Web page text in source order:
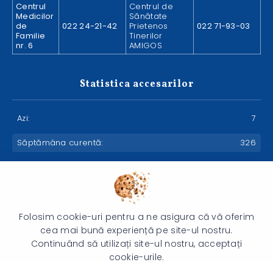
Centrul
Medicilor
de
Familie
nr. 6
022 24-21-42
Centrul de
Sănătate
Prietenos
Tinerilor
AMIGOS
022 71-93-03
Statistica accesarilor
Azi: 7
Săptămâna curentă: 326
© 2026 Instituția Medico-Sanitară Publică Asociația Medicală
Folosim cookie-uri pentru a ne asigura că vă oferim
cea mai bună experiență pe site-ul nostru.
Continuând să utilizați site-ul nostru, acceptați
cookie-urile.